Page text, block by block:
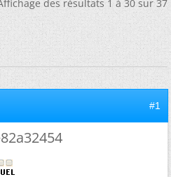
des résultats 1 à 30 sur 37
#1